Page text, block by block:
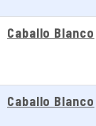
Caballo Blanco
Caballo Blanco